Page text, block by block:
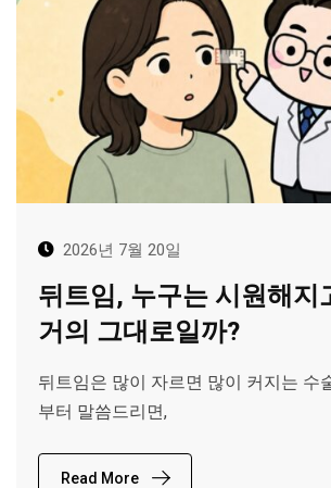
2026년 7월 20일
뒤트임, 누구는 시원해지
거의 그대로일까?
뒤트임은 많이 자르면 많이 커지는 수
부터 말씀드리면,
Read More